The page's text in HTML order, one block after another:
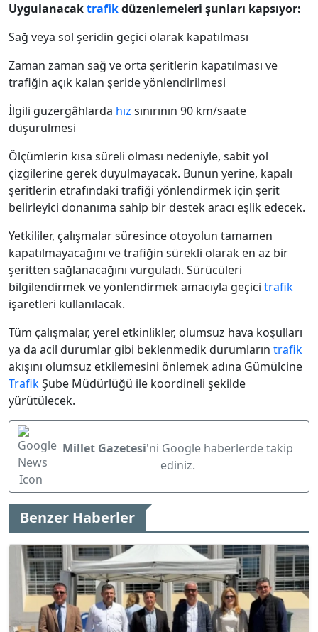
Uygulanacaktrafikdüzenlemeleri şunları kapsıyor:
Sağ veya sol şeridin geçici olarak kapatılması
Zaman zaman sağ ve orta şeritlerin kapatılması ve
trafiğin açık kalan şeride yönlendirilmesi
İlgili güzergâhlarda hız sınırının 90 km/saate
düşürülmesi
Ölçümlerin kısa süreli olması nedeniyle, sabit yol
çizgilerine gerek duyulmayacak. Bunun yerine, kapalı
şeritlerin etrafındaki trafiği yönlendirmek için şerit
belirleyici donanıma sahip bir destek aracı eşlik edecek.
Yetkililer, çalışmalar süresince otoyolun tamamen
kapatılmayacağını ve trafiğin sürekli olarak en az bir
şeritten sağlanacağını vurguladı. Sürücüleri
bilgilendirmek ve yönlendirmek amacıyla geçici trafik
işaretleri kullanılacak.
Tüm çalışmalar, yerel etkinlikler, olumsuz hava koşulları
ya da acil durumlar gibi beklenmedik durumların trafik
akışını olumsuz etkilemesini önlemek adına Gümülcine
TrafikŞube Müdürlüğü ile koordineli şekilde
yürütülecek.
Millet Gazetesi'ni Google haberlerde takip
ediniz.
Benzer Haberler